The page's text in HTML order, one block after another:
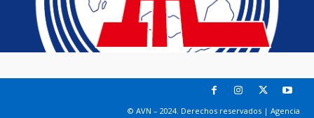
© AVN – 2024. Derechos reservados | Agencia